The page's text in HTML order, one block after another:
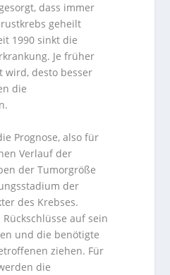
dass immer
geheilt
1990 sinkt die
Je früher
wird, desto besser
die
Prognose, also für
Verlauf der
der Tumorgröße
der
des Krebses.
auf sein
und die benötigte
ziehen. Für
die